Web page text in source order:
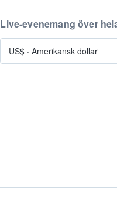
Live-evenemang över
US$ ·Amerikansk dollar